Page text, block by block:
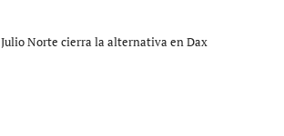
Julio Norte cierra la alternativa en Dax